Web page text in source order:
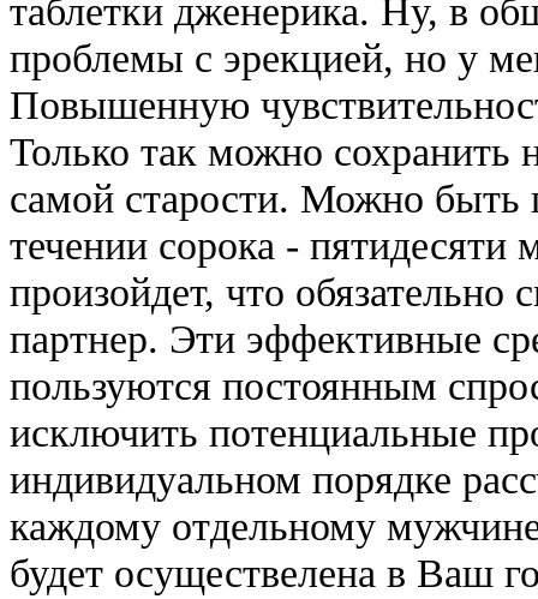
таблетки дженерика. Ну, в
проблемы с эрекцией, но у
Повышенную
Только так можно
самой старости. Можно
течении сорока - пятидесяти
произойдет, что
партнер. Эти эффективные
пользуются постоянным
исключить потенциальные
индивидуальном порядке
каждому отдельному
будет осуществелена в Ваш